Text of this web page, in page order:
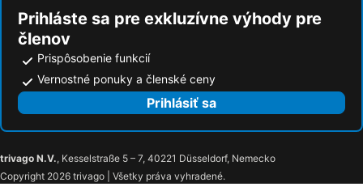
Prihláste sa pre exkluzívne výhody pre
členov
Prispôsobenie funkcií
Vernostné ponuky a členské ceny
Prihlásiť sa
trivago N.V., Kesselstraße 5 – 7, 40221 Düsseldorf, Nemecko
Copyright 2026 trivago | Všetky práva vyhradené.